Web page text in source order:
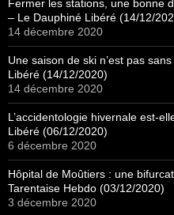
Fermer les stations, une bonne
– Le Dauphiné Libéré (14/12/
14 décembre 2020
Une saison de ski n’est pas
Libéré (14/12/2020)
14 décembre 2020
L’accidentologie hivernale est-
Libéré (06/12/2020)
6 décembre 2020
Hôpital de Moûtiers : une
Tarentaise Hebdo (03/12/2020)
3 décembre 2020